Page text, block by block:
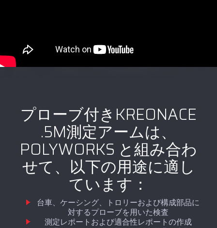
プローブ付きKREONACE
.5M測定アームは、
POLYWORKS と組み合わ
せて、以下の用途に適し
ています：
台車、ケーシング、トロリーおよび構成部品に
対するプローブを用いた検査
測定レポートおよび適合性レポートの作成